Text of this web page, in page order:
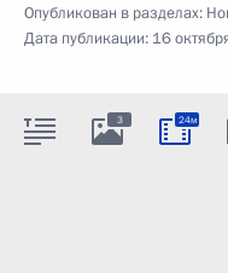
Опубликован в разделах:
Дата публикации: 16
3 24м